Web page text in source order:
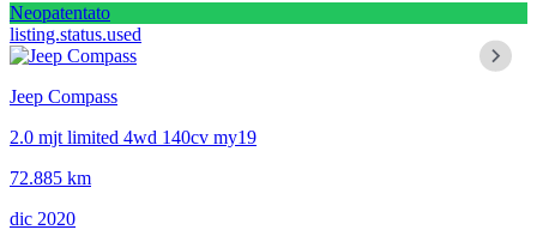
Neopatentato
listing.status.used
Jeep Compass
2.0 mjt limited 4wd 140cv my19
72.885 km
dic 2020